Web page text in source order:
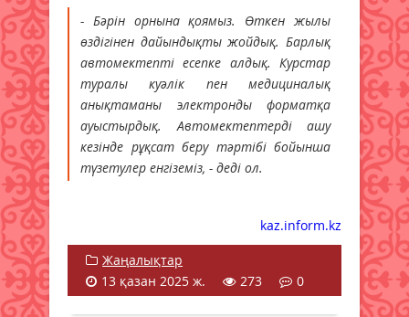
- Бәрін орнына қоямыз. Өткен жылы
өздігінен дайындықты жойдық. Барлық
автомектепті есепке алдық. Курстар
туралы куәлік пен медициналық
анықтаманы электронды форматқа
ауыстырдық. Автомектептерді ашу
кезінде рұқсат беру тәртібі бойынша
түзетулер енгіземіз, - деді ол.
kaz.inform.kz
Жаңалықтар
13 қазан 2025 ж.
273 0